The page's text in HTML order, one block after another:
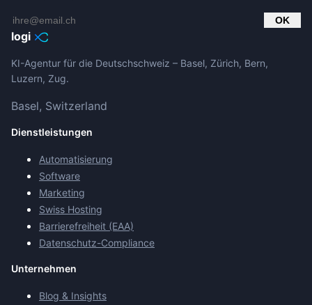
OK
logi
KI-Agentur für die Deutschschweiz – Basel, Zürich, Bern,
Luzern, Zug.
Basel, Switzerland
Dienstleistungen
Automatisierung
Software
Marketing
Swiss Hosting
Barrierefreiheit (EAA)
Datenschutz-Compliance
Unternehmen
Blog & Insights